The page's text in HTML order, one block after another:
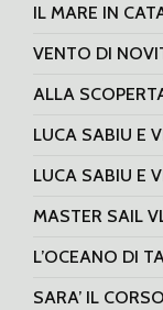
IL MARE IN
VENTO DI
ALLA
LUCA SABIU E
LUCA SABIU E
MASTER SAIL
L’OCEANO DI
SARA’ IL